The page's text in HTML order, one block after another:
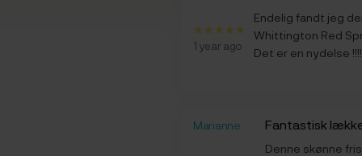
1 year ago
Endelig fandt jeg
Whittington Red
Det er en nydelse !!!!
Marianne Fantastisk
Denne skønne